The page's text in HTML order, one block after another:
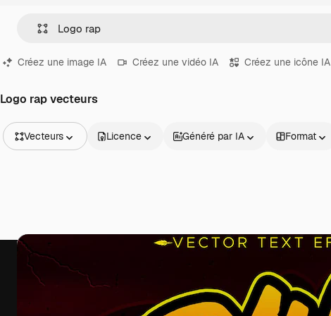
Créez une image IA Créez une vidéo IA Créez une icône IA
Logo rap vecteurs
Vecteurs
Vidéos
Clips de vidéo
Graphiques animés
Templates vidéos
Licence Généré par IA Format
Produits